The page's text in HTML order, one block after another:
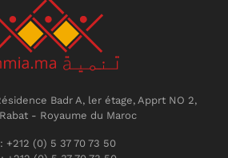
Badr A, ler étage, Apprt NO 2,
- Royaume du Maroc
+212 (0) 5 37 70 73 50